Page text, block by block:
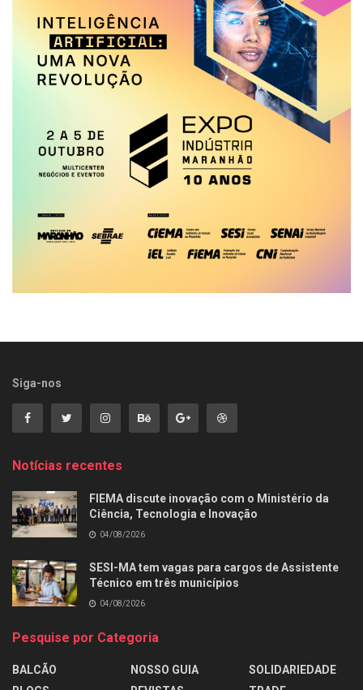
Siga-nos
Notícias recentes
FIEMA discute inovação com o Ministério da
Ciência, Tecnologia e Inovação
04/08/2026
SESI-MA tem vagas para cargos de Assistente
Técnico em três municípios
04/08/2026
Pesquise por Categoria
BALCÃO
NOSSO GUIA
SOLIDARIEDADE